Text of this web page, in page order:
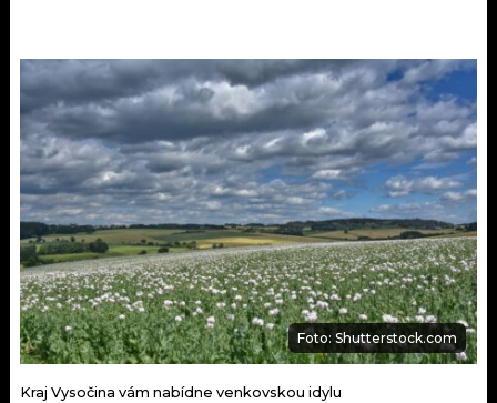
Foto: Shutterstock.com
Kraj Vysočina vám nabídne venkovskou idylu